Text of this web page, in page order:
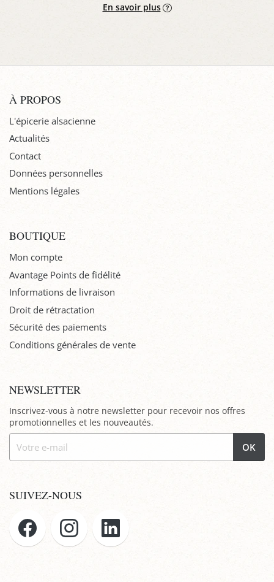
En savoir plus
À PROPOS
L'épicerie alsacienne
Actualités
Contact
Données personnelles
Mentions légales
BOUTIQUE
Mon compte
Avantage Points de fidélité
Informations de livraison
Droit de rétractation
Sécurité des paiements
Conditions générales de vente
NEWSLETTER
Inscrivez-vous à notre newsletter pour recevoir nos offres
promotionnelles et les nouveautés.
OK
SUIVEZ-NOUS